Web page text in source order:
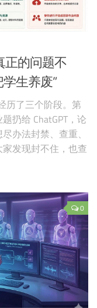
正的问题不
生养废”
历了三个阶段。第
扔给 ChatGPT，论
办法封禁、查重、
发现封不住，也查
“合理使用”的边
0